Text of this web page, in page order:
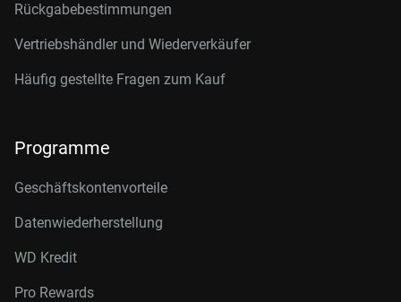
Rückgabebestimmungen
Vertriebshändler und Wiederverkäufer
Häufig gestellte Fragen zum Kauf
Programme
Geschäftskontenvorteile
Datenwiederherstellung
WD Kredit
Pro Rewards